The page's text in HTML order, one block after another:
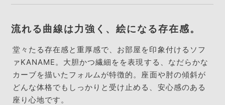
流れる曲線は力強く、絵になる存在感。
堂々たる存在感と重厚感で、お部屋を印象付けるソフ
ァKANAME。 大胆かつ繊細をを表現する、なだらかな
カーブを描いたフォルムが特徴的。 座面や肘の傾斜が
どんな体格でもしっかりと受け止める、安心感のある
座り心地です。